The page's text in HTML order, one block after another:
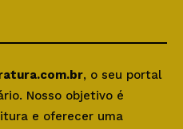
, o seu portal
Nosso objetivo é
e oferecer uma